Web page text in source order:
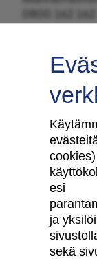
0800 162 162
Tilaa
Skanska
Artikkelit
Digitaalinen
cookies)
esi
ja
sekä